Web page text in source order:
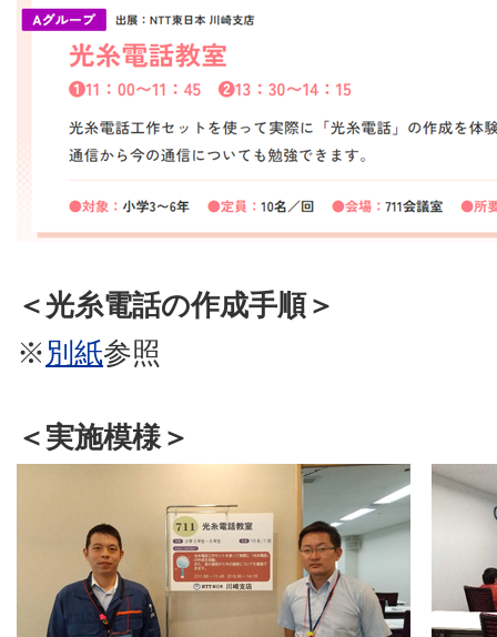
＜光糸電話の作成手順＞
※ 別紙参照
＜実施模様＞